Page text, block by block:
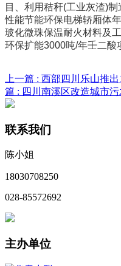
目、利用秸秆(工业灰渣)
性能节能环保电梯轿厢体
玻化微珠保温耐火材料及
环保扩能3000吨/年壬二酸
上一篇 : 西部四川乐山推出
篇 : 四川南溪区改造城市
联系我们
陈小姐
18030708250
028-85572692
主办单位